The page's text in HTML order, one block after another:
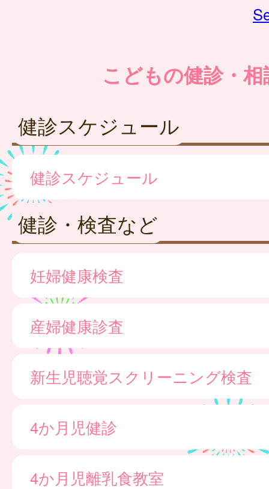
こどもの健診・相
健診スケジュール
健診スケジュール
健診・検査など
妊婦健康検査
産婦健康診査
新生児聴覚スクリーニング検査
4か月児健診
4か月児離乳食教室